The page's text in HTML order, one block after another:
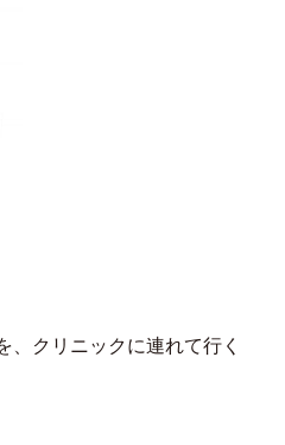
、クリニックに連れて行く